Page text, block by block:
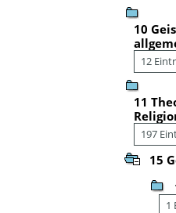
10
12
11
197
15
1